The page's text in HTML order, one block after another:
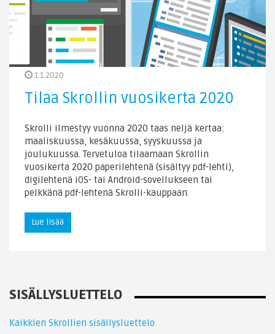
1.1.2020
Tilaa Skrollin vuosikerta 2020
Skrolli ilmestyy vuonna 2020 taas neljä kertaa:
maaliskuussa, kesäkuussa, syyskuussa ja
joulukuussa. Tervetuloa tilaamaan Skrollin
vuosikerta 2020 paperilehtenä (sisältyy pdf-lehti),
digilehtenä iOS- tai Android-sovellukseen tai
pelkkänä pdf-lehtenä Skrolli-kauppaan.
Lue lisää
SISÄLLYSLUETTELO
Kaikkien Skrollien sisällysluettelo